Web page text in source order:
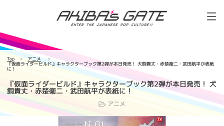
Top アニメ
『仮面ライダービルド』キャラクターブック第2弾が本日発売！ 犬飼貴丈・赤楚衛二・武田航平が表紙
に！
『仮面ライダービルド』キャラクターブック第2弾が本日発売！ 犬
飼貴丈・赤楚衛二・武田航平が表紙に！
アニメ